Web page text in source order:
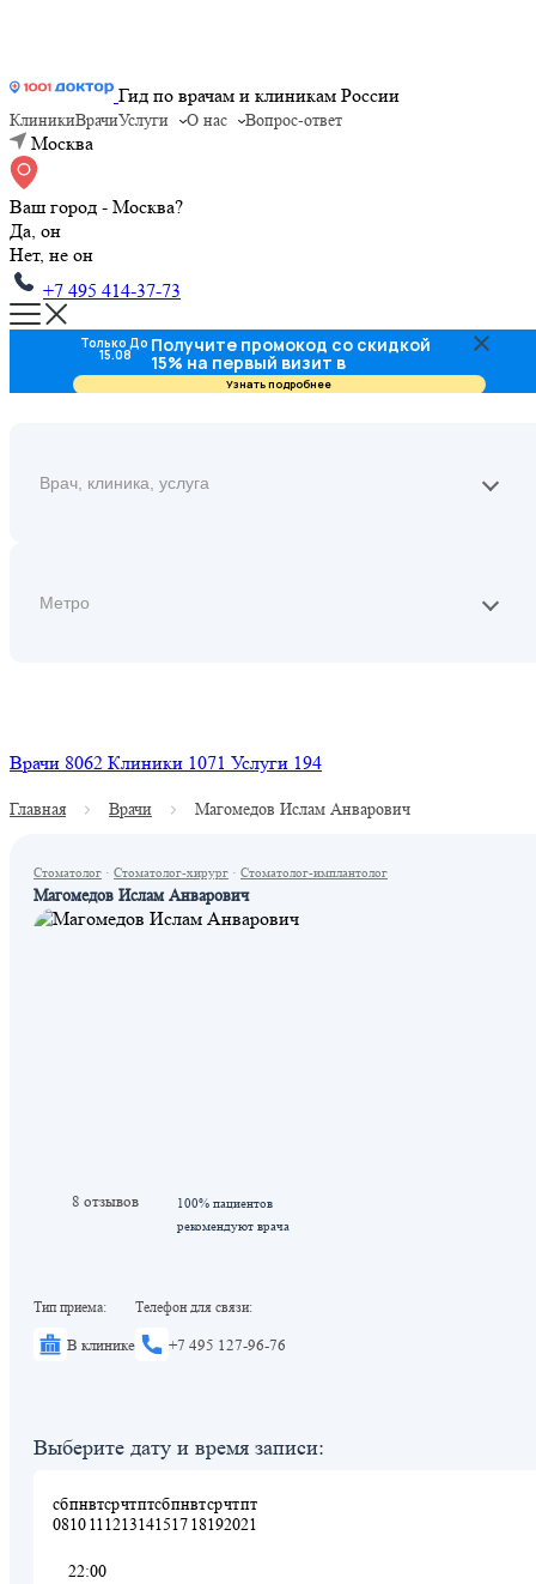
Гид по врачам и клиникам России
КлиникиВрачиУслуги О нас Вопрос-ответ
Москва
Ваш город - Москва?
Да, он
Нет, не он
+7 495 414-37-73
Врачи 8062 Клиники 1071 Услуги 194
Главная Врачи Магомедов Ислам Анварович
Стоматолог · Стоматолог-хирург · Стоматолог-имплантолог
Магомедов Ислам Анварович
8 отзывов
100% пациентов
рекомендуют врача
Тип приема:
В клинике
Телефон для связи:
+7 495 127-96-76
Выберите дату и время записи:
сб
08
пн
10
вт
11
ср
12
чт
13
пт
14
сб
15
пн
17
вт
18
ср
19
чт
20
пт
21
22:00
Только До
15.08 Получите промокод со скидкой
15% на первый визит в
стоматологию
Узнать подробнее